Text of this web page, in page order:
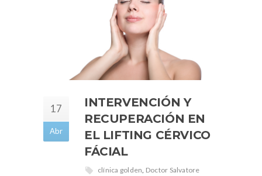
17
Abr
INTERVENCIÓN Y
RECUPERACIÓN EN
EL LIFTING CÉRVICO
FÁCIAL
clínica golden Doctor Salvatore